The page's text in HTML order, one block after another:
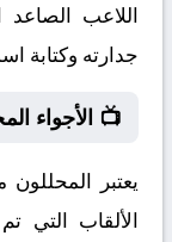
اللاعب
جدارته وكتابة
📺 الأجواء
يعتبر
الألقاب التي